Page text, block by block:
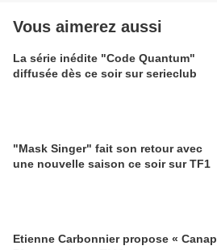
Vous aimerez aussi
La série inédite "Code Quantum"
diffusée dès ce soir sur serieclub
"Mask Singer" fait son retour avec
une nouvelle saison ce soir sur TF1
Etienne Carbonnier propose « Canap